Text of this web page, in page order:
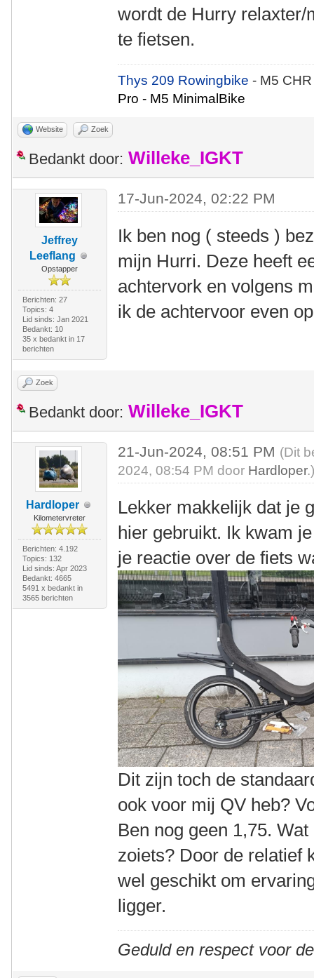
wordt de Hurry
te fietsen.
Thys 209 Rowingbike- M5
Pro - M5 MinimalBike
Website Zoek
Bedankt door: Willeke_IGKT
Jeffrey
Leeflang
Opstapper
Berichten: 27
Topics: 4
Lid sinds: Jan 2021
Bedankt: 10
35 x bedankt in 17
berichten
17-Jun-2024, 02:22 PM
Ik ben nog ( steeds )
mijn Hurri. Deze heeft
achtervork en volgens
ik de achtervoor even
Zoek
Bedankt door: Willeke_IGKT
Hardloper
Kilometervreter
Berichten: 4.192
Topics: 132
Lid sinds: Apr 2023
Bedankt: 4665
5491 x bedankt in
3565 berichten
21-Jun-2024, 08:51 PM (Dit
2024, 08:54 PM door Hardloper
Lekker makkelijk dat je
hier gebruikt. Ik kwam
je reactie over de fiets
Dit zijn toch de
ook voor mij QV heb?
Ben nog geen 1,75.
zoiets? Door de relatief
wel geschikt om
ligger.
Geduld en respect voor